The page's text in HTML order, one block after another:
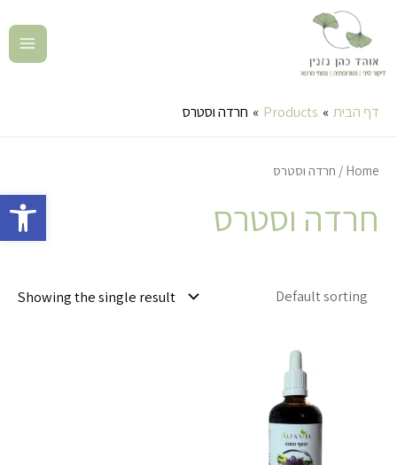
פתח
דף הבית Products חרדה וסטרס
Home / חרדה וסטרס
חרדה וסטרס
Showing the single result